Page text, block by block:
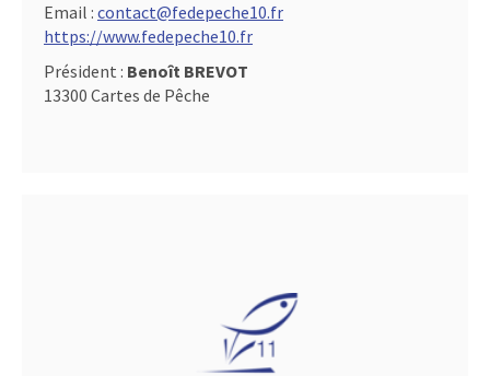
Email : contact@fedepeche10.fr
https://www.fedepeche10.fr
Président : Benoît BREVOT
13300 Cartes de Pêche